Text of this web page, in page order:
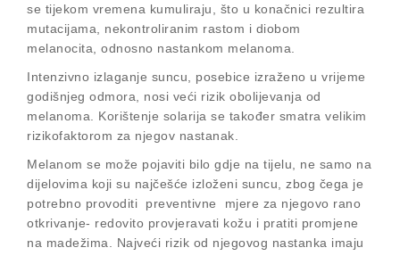
se tijekom vremena kumuliraju, što u konačnici rezultira
mutacijama, nekontroliranim rastom i diobom
melanocita, odnosno nastankom melanoma.
Intenzivno izlaganje suncu, posebice izraženo u vrijeme
godišnjeg odmora, nosi veći rizik obolijevanja od
melanoma. Korištenje solarija se također smatra velikim
rizikofaktorom za njegov nastanak.
Melanom se može pojaviti bilo gdje na tijelu, ne samo na
dijelovima koji su najčešće izloženi suncu, zbog čega je
potrebno provoditi preventivne mjere za njegovo rano
otkrivanje- redovito provjeravati kožu i pratiti promjene
na madežima. Najveći rizik od njegovog nastanka imaju